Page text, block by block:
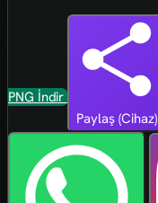
PNG İndir
Paylaş (Cihaz)